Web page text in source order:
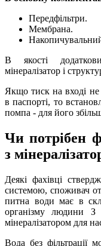
Передфільтри.
Мембрана.
В якості
мінералізатор і
Якщо тиск на вході не
в паспорті, то
помпа - для його
Чи потрібен
з
Деякі фахівці
системою, споживач
питна води має в
організму людини З
мінералізатором для
Вода без фільтрації